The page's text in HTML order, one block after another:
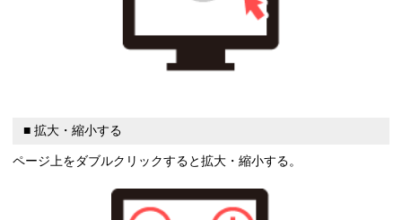
■ 拡大・縮小する
ページ上をダブルクリックすると拡大・縮小する。